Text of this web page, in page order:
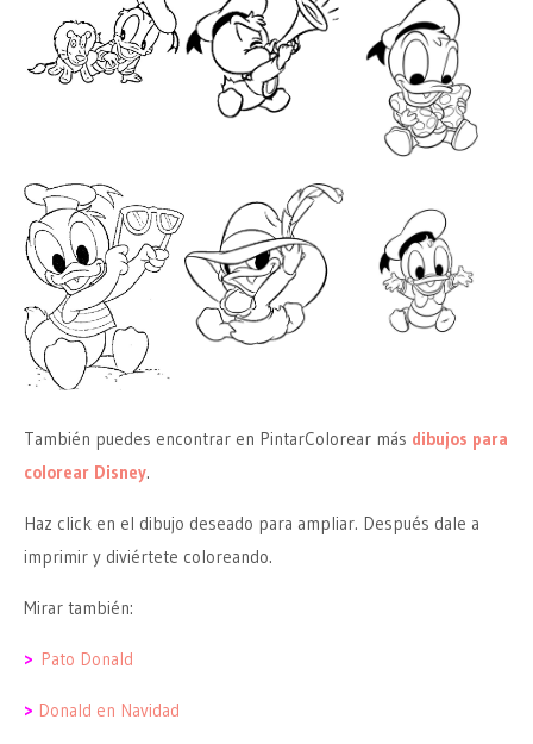
También puedes encontrar en PintarColorear más dibujos para
colorear Disney.
Haz click en el dibujo deseado para ampliar. Después dale a
imprimir y diviértete coloreando.
Mirar también:
> Pato Donald
> Donald en Navidad